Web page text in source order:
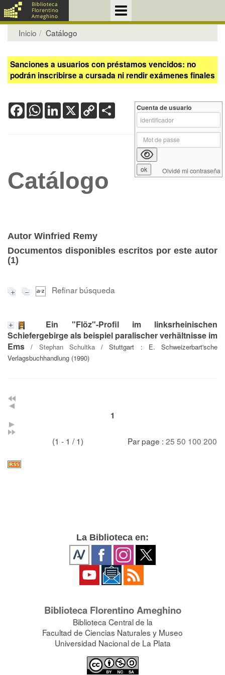
Inicio Catálogo
Sanciones a usuarios con préstamos vencidos: no
podrán inscribirse a cursada ni rendir exámenes finales
FacebookWhatsApp
LinkedIn
X Copy
Link
Catálogo
Autor Winfried Remy
Documentos disponibles escritos por este autor
(1)
Refinar búsqueda
Ein "Flöz"-Profil im linksrheinischen
Schiefergebirge als beispiel paralischer verhältnisse im
Ems / Stephan Schultka/ Stuttgart : E. Schweizerbart'sche
Verlagsbuchhandlung (1990)
1
(1 - 1 / 1) Par page : 25 50 100 200
Cuenta de usuario
Olvidé mi contraseña
La Biblioteca en:
Biblioteca Florentino Ameghino
Biblioteca Central de la
Facultad de Ciencias Naturales y Museo
Universidad Nacional de La Plata